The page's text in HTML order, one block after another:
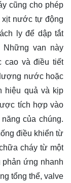
cũng cho phép
xịt nước tự động
ly để dập tắt
Những van này
cao và điều tiết
nước hoặc
hiệu quả và kịp
tích hợp vào
của chúng.
điều khiển từ
cháy từ một
phản ứng nhanh
tổng thể, valve